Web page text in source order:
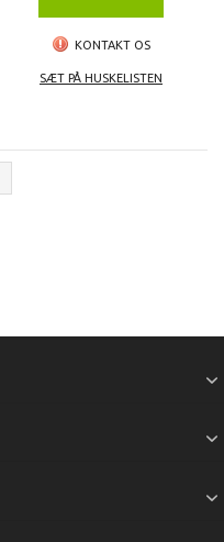
KONTAKT OS
SÆT PÅ HUSKELISTEN